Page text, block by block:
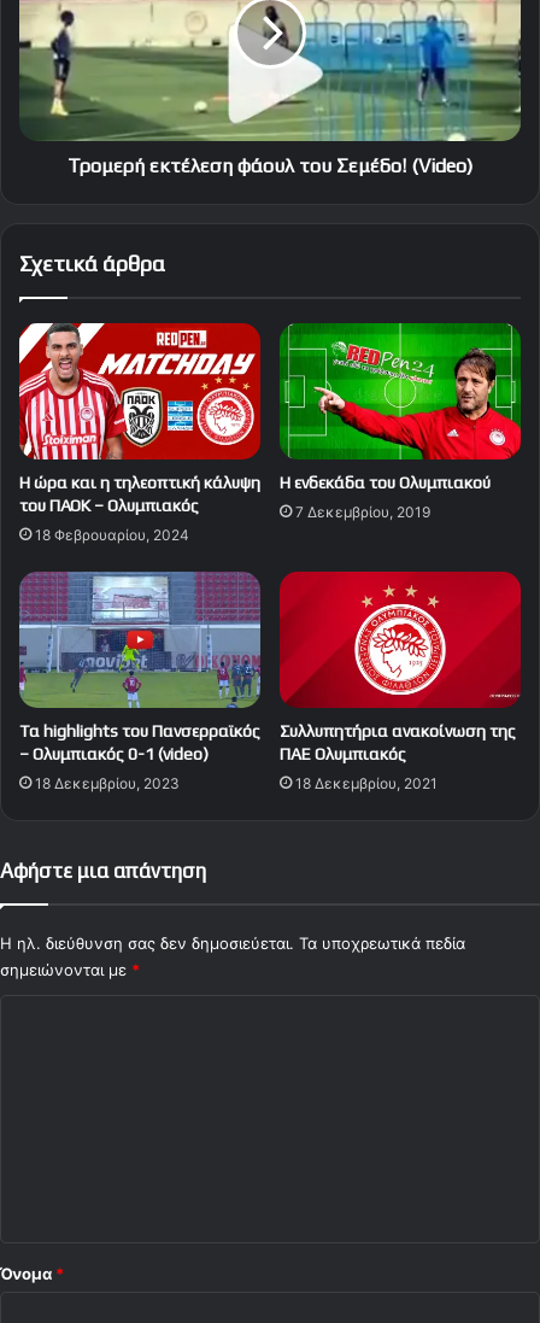
του
Σεμέδο!
(Video)
Τρομερή εκτέλεση φάουλ του Σεμέδο! (Video)
Σχετικά άρθρα
Η ώρα και η τηλεοπτική κάλυψη
του ΠΑΟΚ – Ολυμπιακός
18 Φεβρουαρίου, 2024
Η ενδεκάδα του Ολυμπιακού
7 Δεκεμβρίου, 2019
Tα highlights του Πανσερραϊκός
– Ολυμπιακός 0-1 (video)
18 Δεκεμβρίου, 2023
Συλλυπητήρια ανακοίνωση της
ΠΑΕ Ολυμπιακός
18 Δεκεμβρίου, 2021
Αφήστε μια απάντηση
Η ηλ. διεύθυνση σας δεν δημοσιεύεται. Τα υποχρεωτικά πεδία
σημειώνονται με *
Όνομα *